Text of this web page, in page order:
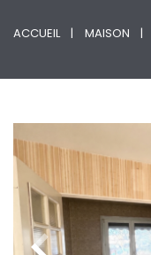
ACCUEIL MAISON